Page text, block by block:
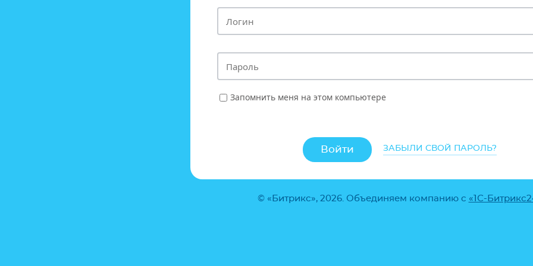
Запомнить меня на этом компьютере
ЗАБЫЛИ СВОЙ ПАРОЛЬ?
© «Битрикс», 2026. Объединяем компанию с «1С-